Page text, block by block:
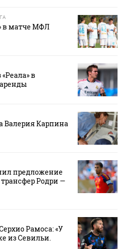
в матче МФЛ
в
Валерия Карпина
предложение
Родри —
Рамоса: «У
из Севильи.